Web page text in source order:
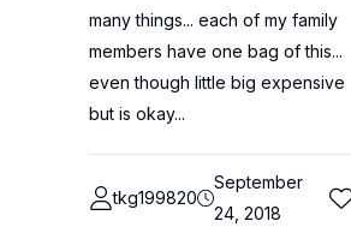
many things... each of my family
members have one bag of this...
even though little big expensive
but is okay...
tkg199820
September
24, 2018